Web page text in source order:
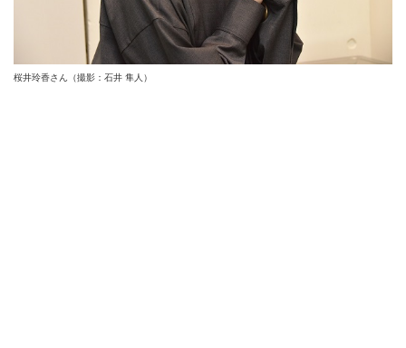
桜井玲香さん（撮影：石井 隼人）